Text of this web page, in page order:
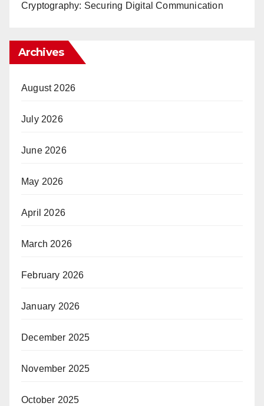
Cryptography: Securing Digital Communication
Archives
August 2026
July 2026
June 2026
May 2026
April 2026
March 2026
February 2026
January 2026
December 2025
November 2025
October 2025